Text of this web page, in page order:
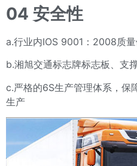
04 安全性
a.行业内IOS 9001：2008质
b.湘旭交通标志牌标志板、支
c.严格的6S生产管理体系，保
生产